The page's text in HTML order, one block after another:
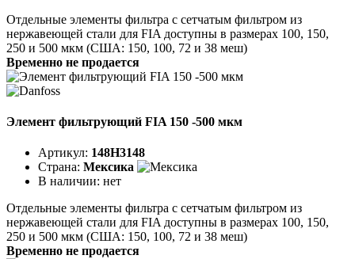
Отдельные элементы фильтра с сетчатым фильтром из
нержавеющей стали для FIA доступны в размерах 100, 150,
250 и 500 мкм (США: 150, 100, 72 и 38 меш)
Временно не продается
Элемент фильтрующий FIA 150 -500 мкм
Артикул: 148H3148
Страна: Мексика
В наличии: нет
Отдельные элементы фильтра с сетчатым фильтром из
нержавеющей стали для FIA доступны в размерах 100, 150,
250 и 500 мкм (США: 150, 100, 72 и 38 меш)
Временно не продается